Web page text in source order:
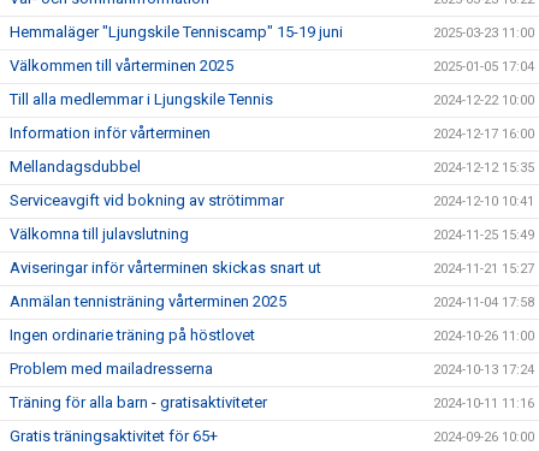
Hemmaläger "Ljungskile Tenniscamp" 15-19 juni 2025-03-23 11:00
Välkommen till vårterminen 2025 2025-01-05 17:04
Till alla medlemmar i Ljungskile Tennis 2024-12-22 10:00
Information inför vårterminen 2024-12-17 16:00
Mellandagsdubbel 2024-12-12 15:35
Serviceavgift vid bokning av strötimmar 2024-12-10 10:41
Välkomna till julavslutning 2024-11-25 15:49
Aviseringar inför vårterminen skickas snart ut 2024-11-21 15:27
Anmälan tennisträning vårterminen 2025 2024-11-04 17:58
Ingen ordinarie träning på höstlovet 2024-10-26 11:00
Problem med mailadresserna 2024-10-13 17:24
Träning för alla barn - gratisaktiviteter 2024-10-11 11:16
Gratis träningsaktivitet för 65+ 2024-09-26 10:00